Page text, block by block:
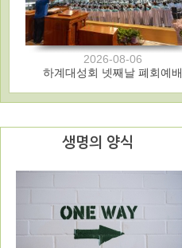
2026-08-06
하계대성회 넷째날 폐회예배
생명의 양식